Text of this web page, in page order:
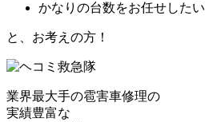
かなりの台数をお任せしたい
と、お考えの方！
業界最大手の雹害車修理の
実績豊富な